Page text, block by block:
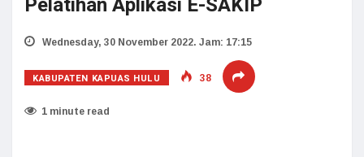
Wednesday, 30 November 2022. Jam: 17:15
KABUPATEN KAPUAS HULU 38
1 minute read